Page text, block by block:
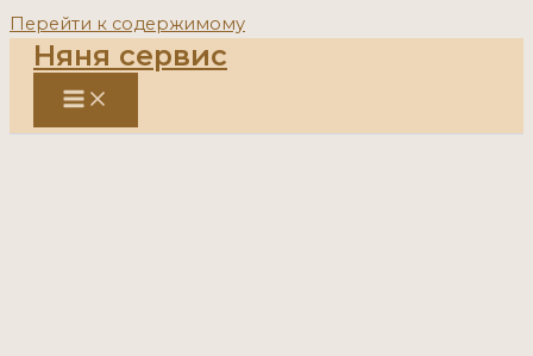
Перейти к содержимому
Няня сервис